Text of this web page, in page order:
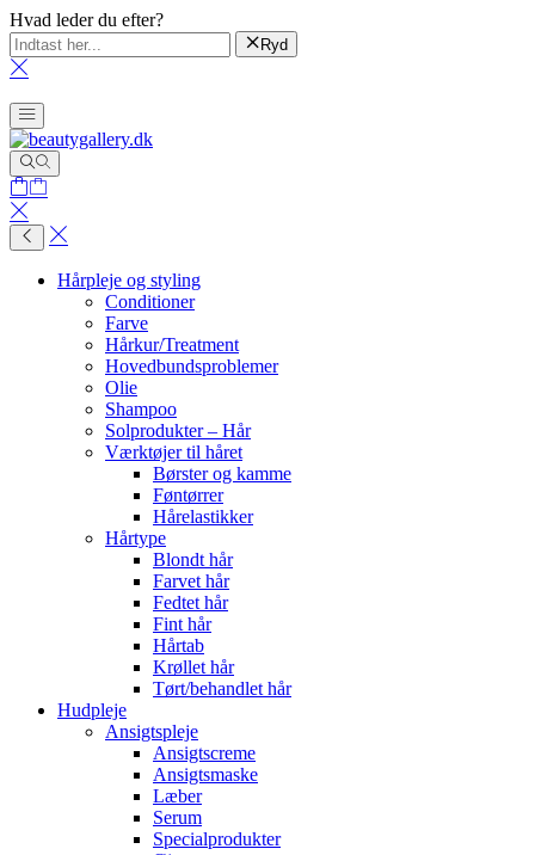
Hvad leder du efter?
Ryd
Hårpleje og styling
Conditioner
Farve
Hårkur/Treatment
Hovedbundsproblemer
Olie
Shampoo
Solprodukter – Hår
Værktøjer til håret
Børster og kamme
Føntørrer
Hårelastikker
Hårtype
Blondt hår
Farvet hår
Fedtet hår
Fint hår
Hårtab
Krøllet hår
Tørt/behandlet hår
Hudpleje
Ansigtspleje
Ansigtscreme
Ansigtsmaske
Læber
Serum
Specialprodukter